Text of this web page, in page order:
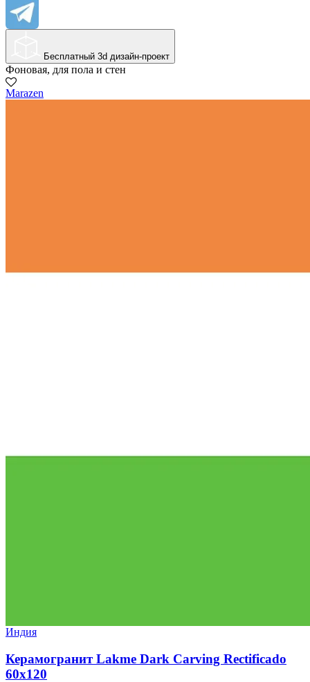
Бесплатный 3d дизайн-проект
Фоновая, для пола и стен
Marazen
Индия
Керамогранит Lakme Dark Carving Rectificado
60x120